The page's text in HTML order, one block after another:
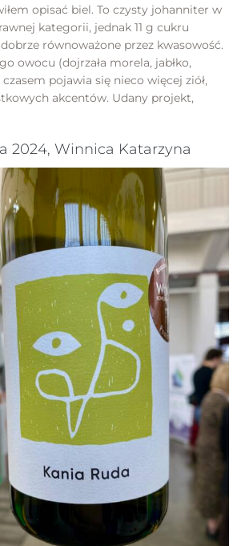
opisać biel. To czysty johanniter w
kategorii, jednak 11 g cukru
równoważone przez kwasowość.
owocu (dojrzała morela, jabłko,
pojawia się nieco więcej ziół,
akcentów. Udany projekt,
2024, Winnica Katarzyna